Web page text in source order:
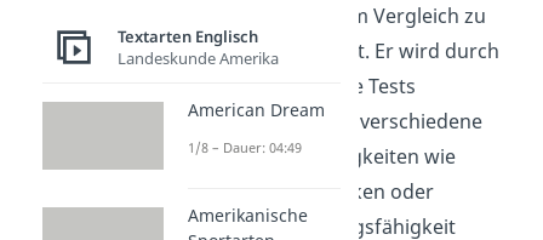
einer Person im Vergleich zu
anderen angibt. Er wird durch
standardisierte Tests
gemessen, die verschiedene
kognitive Fähigkeiten wie
logisches Denken oder
Problemlösungsfähigkeit
Textarten Englisch
Landeskunde Amerika
American Dream
1/8 – Dauer: 04:49
Amerikanische